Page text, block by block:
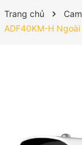
Trang chủ
ADF40KM-H Ngoài